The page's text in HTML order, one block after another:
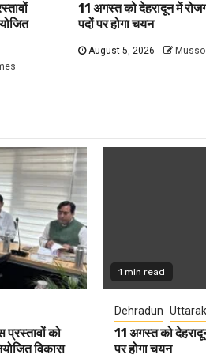
11 अगस्त को देहरादून में
पदों पर होगा चयन
August 5, 2026
प्रस्तावों को
विकास
1 min read
Dehradun
11 अगस्त को
पर होगा चयन